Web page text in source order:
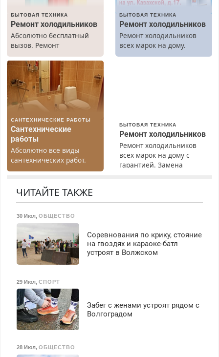
БЫТОВАЯ ТЕХНИКА
Ремонт холодильников
Абсолютно бесплатный
вызов. Ремонт
холодильников всех
марок на дому, с
гарантией. Все р-ны.
Срочно. Без выходных.
Пенсионерам – скидки до
40%. Мастер со стажем.
БЫТОВАЯ ТЕХНИКА
Ремонт холодильников
Ремонт холодильников
всех марок на дому.
САНТЕХНИЧЕСКИЕ РАБОТЫ
Сантехнические
работы
Абсолютно все виды
сантехнических работ.
Быстро. Качественно.
БЫТОВАЯ ТЕХНИКА
Ремонт холодильников
Ремонт холодильников
всех марок на дому с
гарантией. Замена
Вызов бесплатный.
ЧИТАЙТЕ ТАКЖЕ
30 Июл, ОБЩЕСТВО
Соревнования по крику, стояние
на гвоздях и караоке-батл
устроят в Волжском
29 Июл, СПОРТ
Забег с женами устроят рядом с
Волгоградом
28 Июл, ОБЩЕСТВО